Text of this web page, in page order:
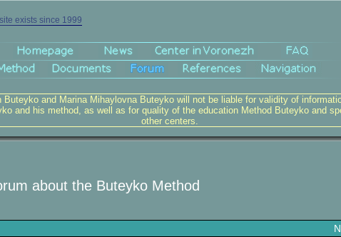
exists since 1999
Buteyko and Marina Mihaylovna Buteyko will not be liable for validity of
and his method, as well as for quality of the education Method Buteyko and
other centers.
about the Buteyko Method